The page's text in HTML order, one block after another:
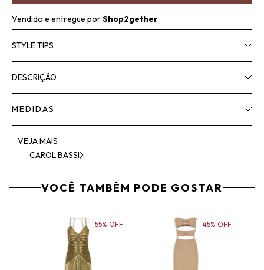
Vendido e entregue porShop2gether
STYLE TIPS
DESCRIÇÃO
MEDIDAS
VEJA MAIS
CAROL BASSI
VOCÊ TAMBÉM PODE GOSTAR
55% OFF 45% OFF